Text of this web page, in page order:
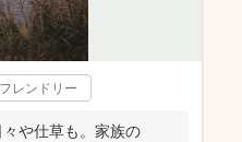
レンドリー
や仕草も。家族の